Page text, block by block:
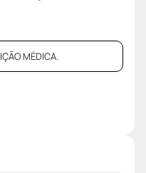
MÉDICA.